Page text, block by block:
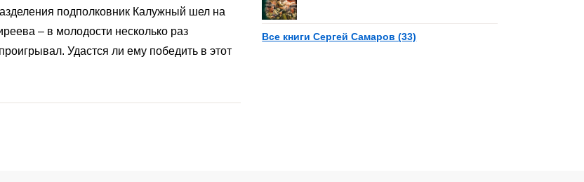
подполковник Калужный шел на
– в молодости несколько раз
Удастся ли ему победить в этот
Все книги Сергей Самаров (33)